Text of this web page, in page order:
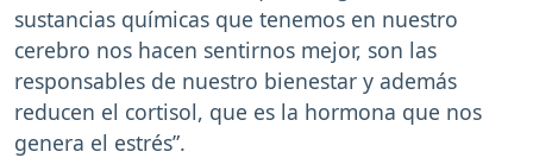
sustancias químicas que tenemos en nuestro
cerebro nos hacen sentirnos mejor, son las
responsables de nuestro bienestar y además
reducen el cortisol, que es la hormona que nos
genera el estrés”.